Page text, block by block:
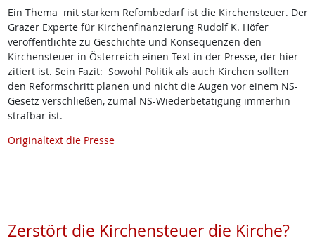
Ein Thema mit starkem Refombedarf ist die Kirchensteuer. Der
Grazer Experte für Kirchenfinanzierung Rudolf K. Höfer
veröffentlichte zu Geschichte und Konsequenzen den
Kirchensteuer in Österreich einen Text in der Presse, der hier
zitiert ist. Sein Fazit: Sowohl Politik als auch Kirchen sollten
den Reformschritt planen und nicht die Augen vor einem NS-
Gesetz verschließen, zumal NS-Wiederbetätigung immerhin
strafbar ist.
Originaltext die Presse
Zerstört die Kirchensteuer die Kirche?